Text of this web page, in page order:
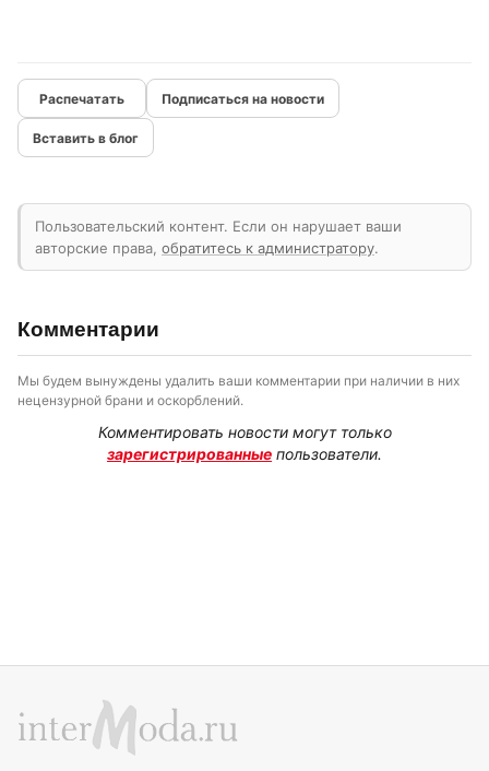
Подписаться на новости
Вставить в блог
Пользовательский контент. Если он нарушает ваши
авторские права, обратитесь к администратору.
Комментарии
Мы будем вынуждены удалить ваши комментарии при наличии в них
нецензурной брани и оскорблений.
Комментировать новости могут только
зарегистрированные пользователи.